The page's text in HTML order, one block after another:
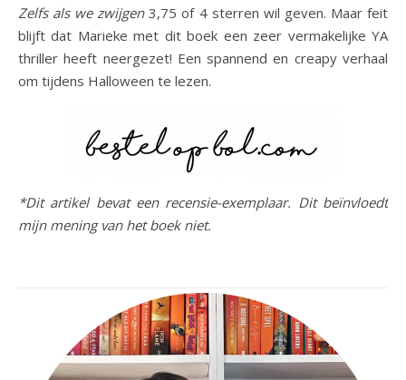
Zelfs als we zwijgen3,75 of 4 sterren wil geven. Maar feit
blijft dat Marieke met dit boek een zeer vermakelijke YA
thriller heeft neergezet! Een spannend en creapy verhaal
om tijdens Halloween te lezen.
*Dit artikel bevat een recensie-exemplaar. Dit beïnvloedt
mijn mening van het boek niet.